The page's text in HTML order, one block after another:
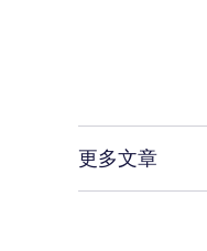
更多文章